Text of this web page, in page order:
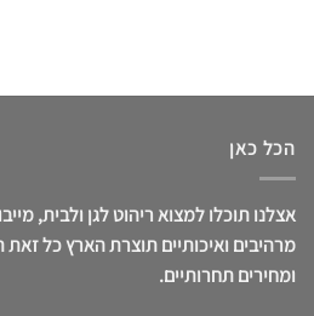
הכל כאן
אצלנו תוכלו למצוא ריהוט לגן ולבית,
מרהיבים ואיכותיים תוצרת הארץ כל זאת
ומחירים תחרותיים.